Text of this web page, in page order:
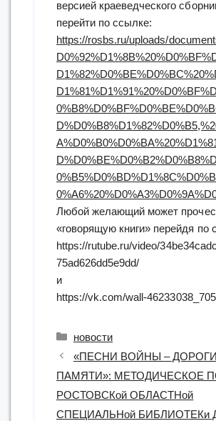
версией краеведческого
перейти по ссылке:
https://rosbs.ru/uploads/
Любой желающий может
«говорящую книги» перейдя по
https://rutube.ru/video/
75ad626dd5e9dd/
и
https://vk.com/wall-
Рубрики
новости
«ПЕСНИ ВОЙНЫ – ДОРОГИ
ПАМЯТИ»: МЕТОДИЧЕСКОЕ
РОСТОВСКой ОБЛАСТНой
СПЕЦИАЛЬНой БИБЛИОТЕКи